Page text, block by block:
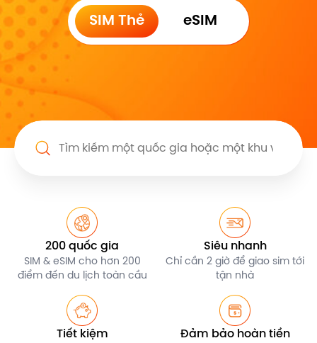
SIM Thẻ eSIM
200 quốc gia
SIM & eSIM cho hơn 200
điểm đến du lịch toàn cầu
Siêu nhanh
Chỉ cần 2 giờ để giao sim tới
tận nhà
Tiết kiệm Đảm bảo hoàn tiền